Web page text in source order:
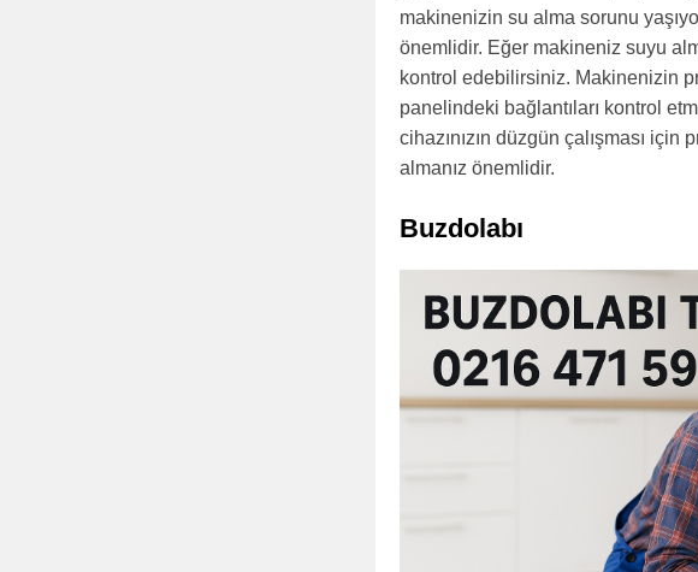
makinenizin su alma sorunu
önemlidir. Eğer makineniz suyu
kontrol edebilirsiniz. Makinenizin
panelindeki bağlantıları kontrol
cihazınızın düzgün çalışması
almanız önemlidir.
Buzdolabı